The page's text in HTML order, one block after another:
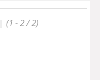
(1 - 2 / 2)